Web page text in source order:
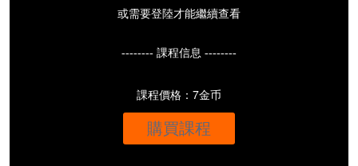
或需要登陸才能繼續查看
-------- 課程信息 --------
課程價格：7金币
購買課程